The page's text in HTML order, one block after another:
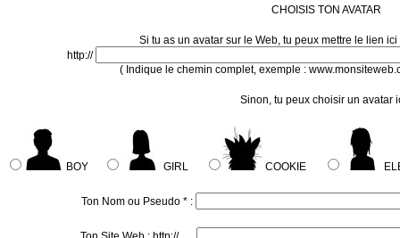
CHOISIS TON AVATAR
Si tu as un avatar sur le Web, tu peux mettre le lien
http://
( Indique le chemin complet, exemple :
Sinon, tu peux choisir un avatar
BOY GIRL COOKIE
Ton Nom ou Pseudo * :